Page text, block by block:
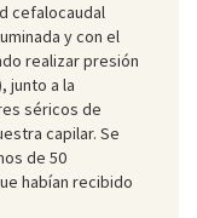
cefalocaudal
y con el
realizar presión
junto a la
séricos de
capilar. Se
de 50
habían recibido